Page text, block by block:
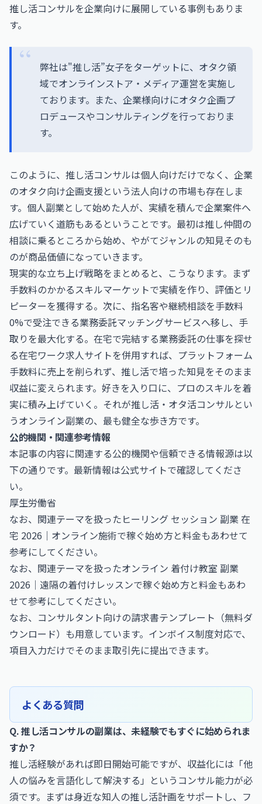
推し活コンサルを企業向けに展開している事例もありま
す。
弊社は"推し活”女子をターゲットに、オタク領
域でオンラインストア・メディア運営を実施し
ております。また、企業様向けにオタク企画プ
ロデュースやコンサルティングを行っておりま
す。
このように、推し活コンサルは個人向けだけでなく、企業
のオタク向け企画支援という法人向けの市場も存在しま
す。個人副業として始めた人が、実績を積んで企業案件へ
広げていく道筋もあるということです。最初は推し仲間の
相談に乗るところから始め、やがてジャンルの知見そのも
のが商品価値になっていきます。
現実的な立ち上げ戦略をまとめると、こうなります。まず
手数料のかかるスキルマーケットで実績を作り、評価とリ
ピーターを獲得する。次に、指名客や継続相談を手数料
0%で受注できる業務委託マッチングサービスへ移し、手
取りを最大化する。在宅で完結する業務委託の仕事を探せ
る在宅ワーク求人サイトを併用すれば、プラットフォーム
手数料に売上を削られず、推し活で培った知見をそのまま
収益に変えられます。好きを入り口に、プロのスキルを着
実に積み上げていく。それが推し活・オタ活コンサルとい
うオンライン副業の、最も健全な歩き方です。
公的機関・関連参考情報
本記事の内容に関連する公的機関や信頼できる情報源は以
下の通りです。最新情報は公式サイトで確認してくださ
い。
厚生労働省
なお、関連テーマを扱ったヒーリング セッション 副業 在
宅 2026｜オンライン施術で稼ぐ始め方と料金もあわせて
参考にしてください。
なお、関連テーマを扱ったオンライン 着付け教室 副業
2026｜遠隔の着付けレッスンで稼ぐ始め方と料金もあわ
せて参考にしてください。
なお、 コンサルタント向けの請求書テンプレート（無料ダ
ウンロード） も用意しています。インボイス制度対応で、
項目入力だけでそのまま取引先に提出できます。
よくある質問
Q. 推し活コンサルの副業は、未経験でもすぐに始められま
すか？
推し活経験があれば即日開始可能ですが、収益化には「他
人の悩みを言語化して解決する」というコンサル能力が必
須です。まずは身近な知人の推し活計画をサポートし、フ